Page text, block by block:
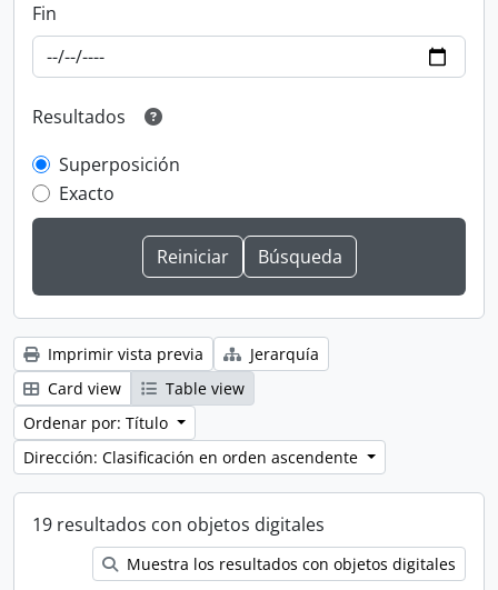
Fin
Resultados
Superposición
Exacto
Imprimir vista previa
Jerarquía
Card view
Table view
Ordenar por: Título
Dirección: Clasificación en orden ascendente
19 resultados con objetos digitales
Muestra los resultados con objetos digitales